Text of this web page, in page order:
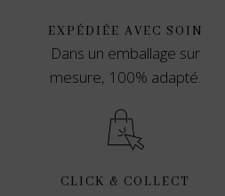
EXPÉDIÉE AVEC SOIN
Dans un emballage sur
mesure, 100% adapté.
CLICK & COLLECT